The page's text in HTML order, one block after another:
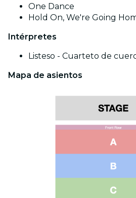
One Dance
Hold On, We're Going
Intérpretes
Listeso - Cuarteto de
Mapa de asientos